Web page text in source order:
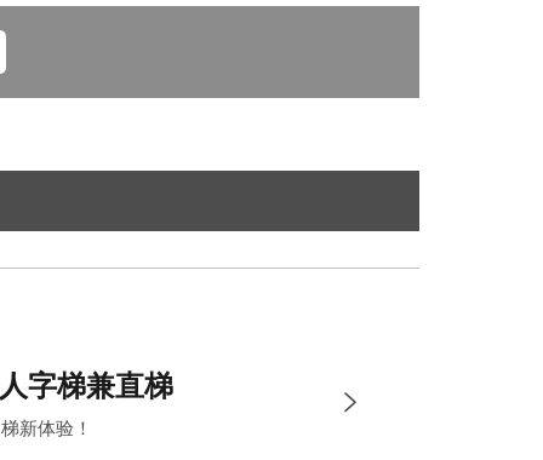
字梯兼直梯
新体验！